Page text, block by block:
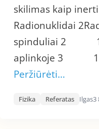
skilimas kaip
Radionuklidai
spinduliai 2
aplinkoje 3 1.3
Peržiūrėti…
Fizika Referatas Ilgas3